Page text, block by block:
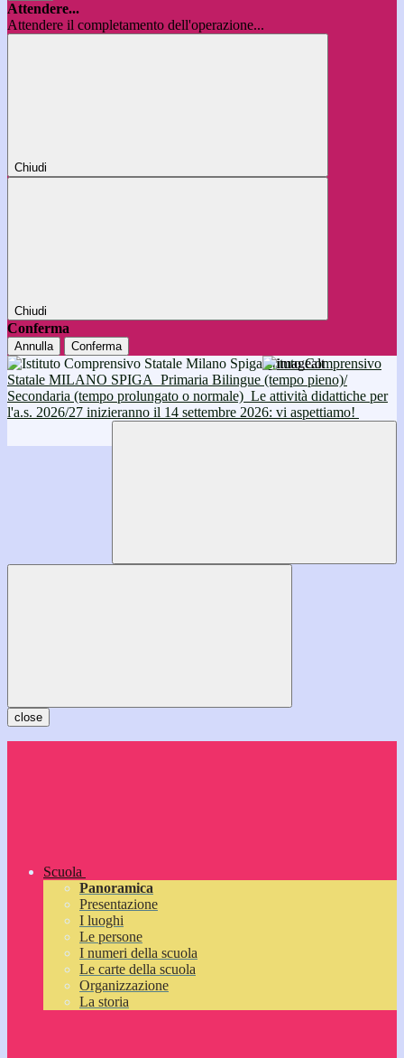
Attendere...
Attendere il completamento dell'operazione...
Chiudi
Chiudi
Conferma
Annulla Conferma
Istituto Comprensivo
Statale MILANO SPIGA Primaria Bilingue (tempo pieno)/
Secondaria (tempo prolungato o normale) Le attività didattiche per
l'a.s. 2026/27 inizieranno il 14 settembre 2026: vi aspettiamo!
close
Scuola
Panoramica
Presentazione
I luoghi
Le persone
I numeri della scuola
Le carte della scuola
Organizzazione
La storia